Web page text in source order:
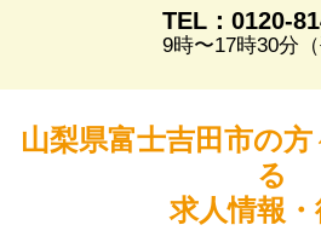
TEL：0120-
9時〜17時30分（
山梨県富士吉田市の
る
求人情報・